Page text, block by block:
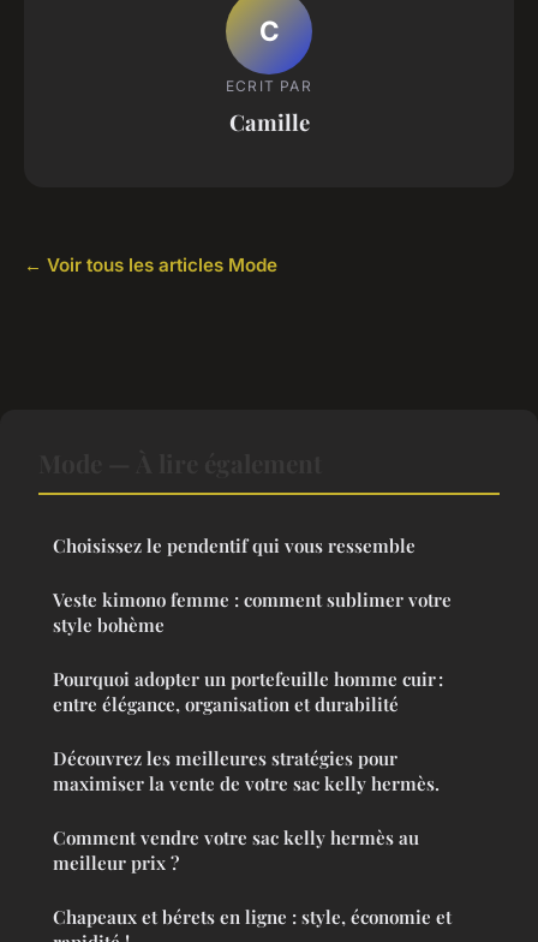
C
ECRIT PAR
Camille
← Voir tous les articles Mode
Choisissez le pendentif qui vous ressemble
Veste kimono femme : comment sublimer votre
style bohème
Pourquoi adopter un portefeuille homme cuir :
entre élégance, organisation et durabilité
Découvrez les meilleures stratégies pour
maximiser la vente de votre sac kelly hermès.
Comment vendre votre sac kelly hermès au
meilleur prix ?
Chapeaux et bérets en ligne : style, économie et